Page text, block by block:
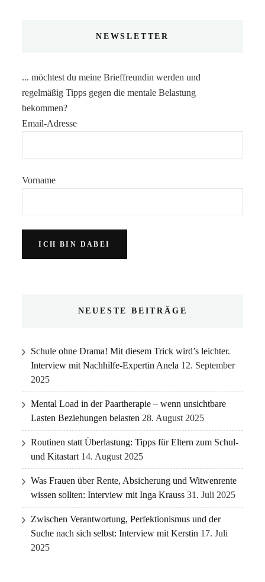
NEWSLETTER
... möchtest du meine Brieffreundin werden und
regelmäßig Tipps gegen die mentale Belastung
bekommen?
Email-Adresse
Vorname
NEUESTE BEITRÄGE
Schule ohne Drama! Mit diesem Trick wird’s leichter.
Interview mit Nachhilfe-Expertin Anela 12. September
2025
Mental Load in der Paartherapie – wenn unsichtbare
Lasten Beziehungen belasten 28. August 2025
Routinen statt Überlastung: Tipps für Eltern zum Schul-
und Kitastart 14. August 2025
Was Frauen über Rente, Absicherung und Witwenrente
wissen sollten: Interview mit Inga Krauss 31. Juli 2025
Zwischen Verantwortung, Perfektionismus und der
Suche nach sich selbst: Interview mit Kerstin 17. Juli
2025